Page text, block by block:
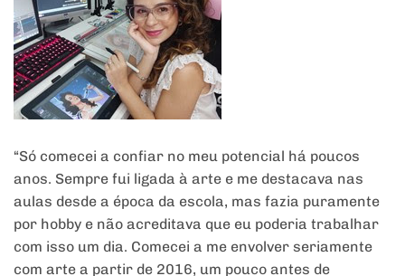
“Só comecei a confiar no meu potencial há poucos
anos. Sempre fui ligada à arte e me destacava nas
aulas desde a época da escola, mas fazia puramente
por hobby e não acreditava que eu poderia trabalhar
com isso um dia. Comecei a me envolver seriamente
com arte a partir de 2016, um pouco antes de